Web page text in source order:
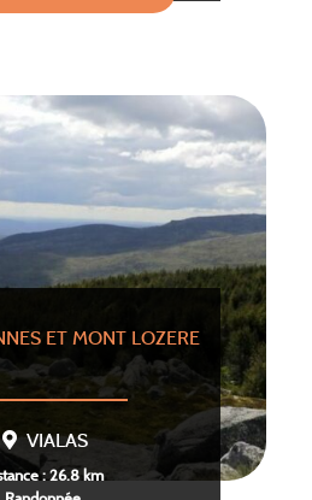
ET MONT LOZERE
VIALAS
: 26.8 km